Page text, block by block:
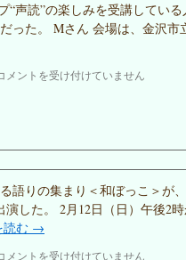
“声読”の楽しみを受講してい
った。 Mさん 会場は、金沢市
”
メントを受け付けていません
語りの集まり＜和ぼっこ＞が
した。 2月12日（日）午後2
読む →
メントを受け付けていません